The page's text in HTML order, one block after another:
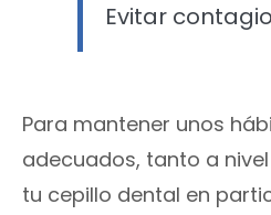
Evitar
Para mantener unos
adecuados, tanto a
tu cepillo dental en